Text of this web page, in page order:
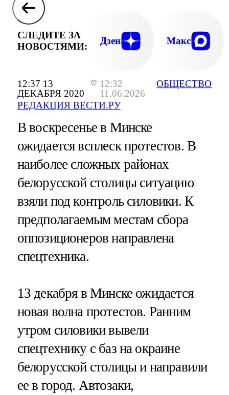
12:37 13
ДЕКАБРЯ 2020
12:32
11.06.2026
РЕДАКЦИЯ ВЕСТИ.РУ
ОБЩЕСТВО
СЛЕДИТЕ ЗА
НОВОСТЯМИ:
Дзен Макс
В воскресенье в Минске
ожидается всплеск протестов. В
наиболее сложных районах
белорусской столицы ситуацию
взяли под контроль силовики. К
предполагаемым местам сбора
оппозиционеров направлена
спецтехника.
13 декабря в Минске ожидается
новая волна протестов. Ранним
утром силовики вывели
спецтехнику с баз на окраине
белорусской столицы и направили
ее в город. Автозаки,